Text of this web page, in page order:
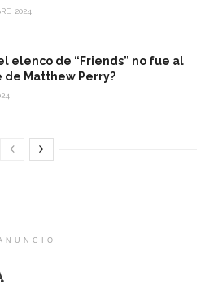
2024
elenco de “Friends” no fue al
de Matthew Perry?